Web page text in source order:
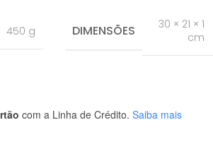
450 g DIMENSÕES
30 × 21 × 1
cm
com a Linha de Crédito. Saiba mais